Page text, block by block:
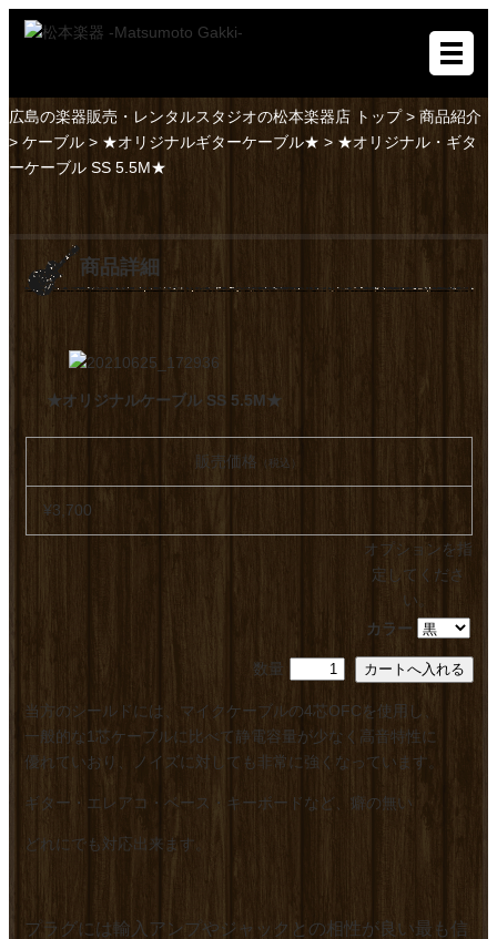
広島の楽器販売・レンタルスタジオの松本楽器店 トップ > 商品紹介
> ケーブル > ★オリジナルギターケーブル★ > ★オリジナル・ギタ
ーケーブル SS 5.5M★
商品詳細
★オリジナルケーブル SS 5.5M★
販売価格 （税込）
¥3,700
オプションを指
定してくださ
い。
カラー
数量
当方のシールドには、マイクケーブルの4芯OFCを使用し、
一般的な1芯ケーブルに比べて静電容量が少なく高音特性に
優れていおり、ノイズに対しても非常に強くなっています。
ギター・エレアコ・ベース・キーボードなど、癖の無い
どれにでも対応出来ます。
プラグには輸入アンプやジャックとの相性が良い最も信